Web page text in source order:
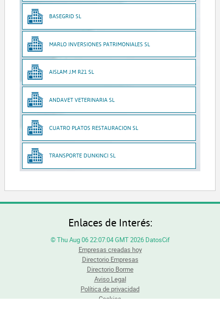
BASEGRID SL
MARLO INVERSIONES PATRIMONIALES SL
AISLAM J.M R21 SL
ANDAVET VETERINARIA SL
CUATRO PLATOS RESTAURACION SL
TRANSPORTE DUNKINCI SL
Enlaces de Interés:
© Thu Aug 06 22:07:04 GMT 2026 DatosCif
Empresas creadas hoy
Directorio Empresas
Directorio Borme
Aviso Legal
Política de privacidad
Cookies